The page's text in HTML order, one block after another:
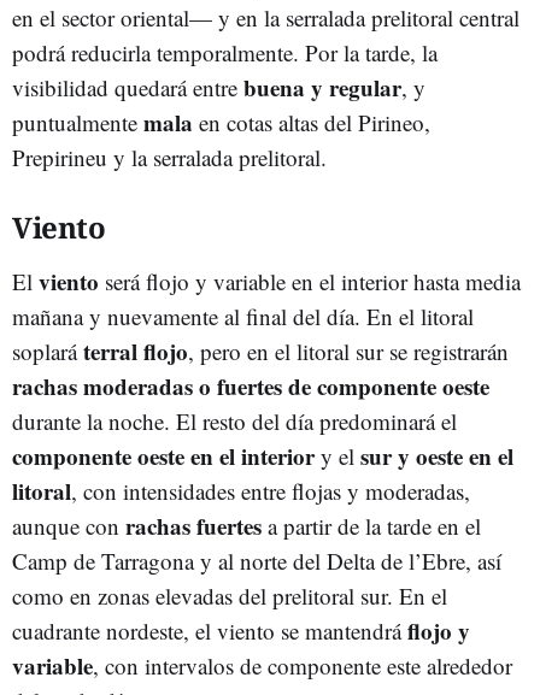
en el sector oriental— y en la serralada prelitoral central
podrá reducirla temporalmente. Por la tarde, la
visibilidad quedará entre buena y regular, y
puntualmente mala en cotas altas del Pirineo,
Prepirineu y la serralada prelitoral.
Viento
El viento será flojo y variable en el interior hasta media
mañana y nuevamente al final del día. En el litoral
soplaráterral flojo, pero en el litoral sur se registrarán
rachas moderadas o fuertes de componente oeste
durante la noche. El resto del día predominará el
componente oeste en el interiory el sur y oeste en el
litoral, con intensidades entre flojas y moderadas,
aunque con rachas fuertes a partir de la tarde en el
Camp de Tarragona y al norte del Delta de l’Ebre, así
como en zonas elevadas del prelitoral sur. En el
cuadrante nordeste, el viento se mantendráflojo y
variable, con intervalos de componente este alrededor